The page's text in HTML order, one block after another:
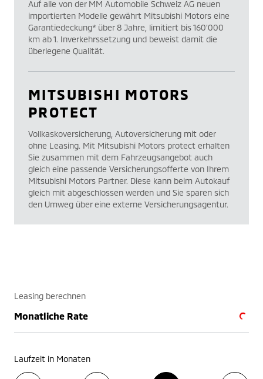
Auf alle von der MM Automobile Schweiz AG neuen
importierten Modelle gewährt Mitsubishi Motors eine
Garantiedeckung* über 8 Jahre, limitiert bis 160’000
km ab 1. Inverkehrssetzung und beweist damit die
überlegene Qualität.
MITSUBISHI MOTORS
PROTECT
Vollkaskoversicherung, Autoversicherung mit oder
ohne Leasing. Mit Mitsubishi Motors protect erhalten
Sie zusammen mit dem Fahrzeugsangebot auch
gleich eine passende Versicherungsofferte von Ihrem
Mitsubishi Motors Partner. Diese kann beim Autokauf
gleich mit abgeschlossen werden und Sie sparen sich
den Umweg über eine externe Versicherungsagentur.
Leasing berechnen
Monatliche Rate
Laufzeit in Monaten